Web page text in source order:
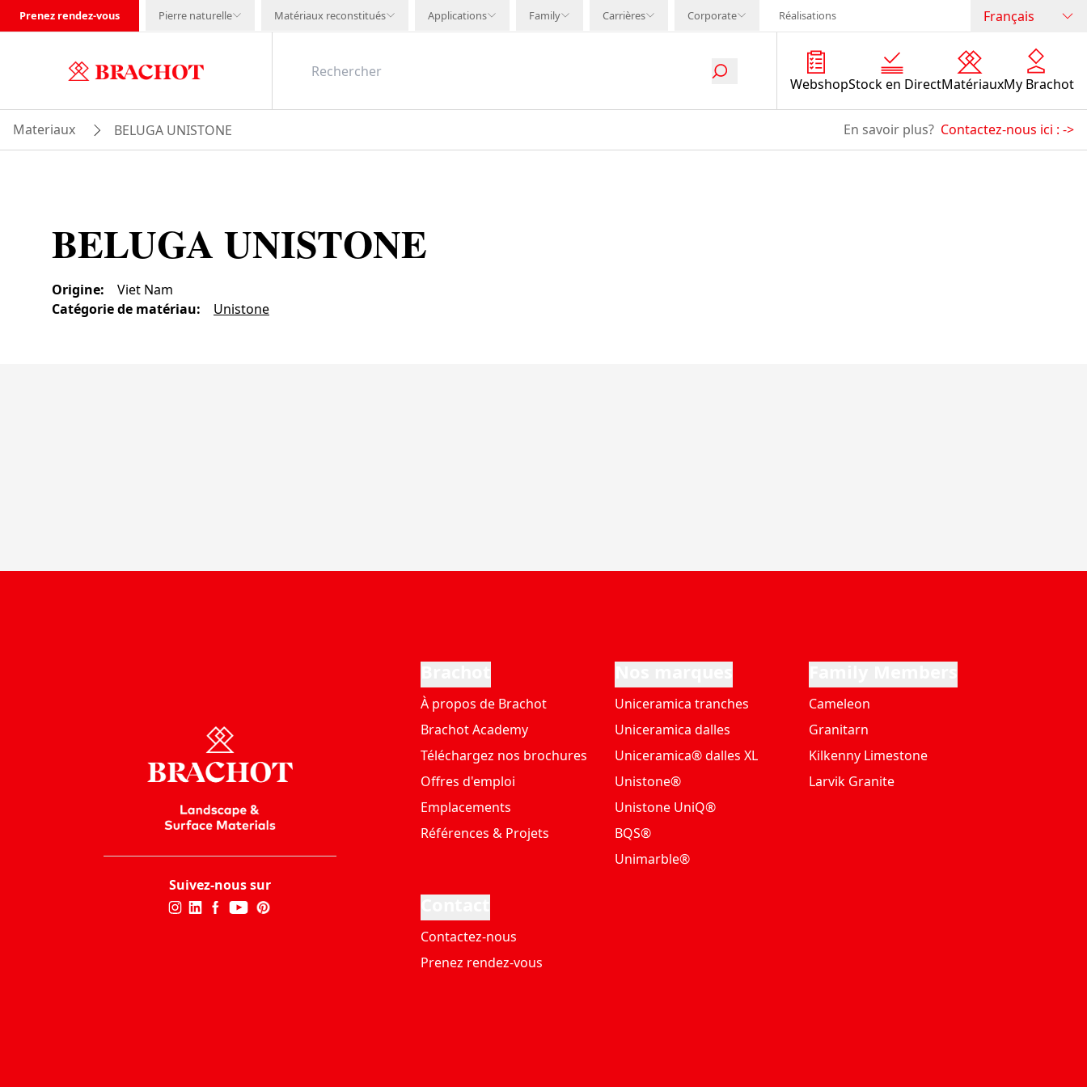
Prenez rendez-vous Pierre naturelle Matériaux reconstitués Applications Family Carrières Corporate Réalisations Français
WebshopStock en DirectMatériauxMy Brachot
Materiaux BELUGA UNISTONE En savoir plus? Contactez-nous ici : ->
BELUGA UNISTONE
Origine:
Viet Nam
Catégorie de matériau: Unistone
Suivez-nous sur
À propos de Brachot
Brachot Academy
Téléchargez nos brochures
Offres d'emploi
Emplacements
Références & Projets
Uniceramica tranches
Uniceramica dalles
Uniceramica® dalles XL
Unistone®
Unistone UniQ®
BQS®
Unimarble®
Cameleon
Granitarn
Kilkenny Limestone
Larvik Granite
Contactez-nous
Prenez rendez-vous